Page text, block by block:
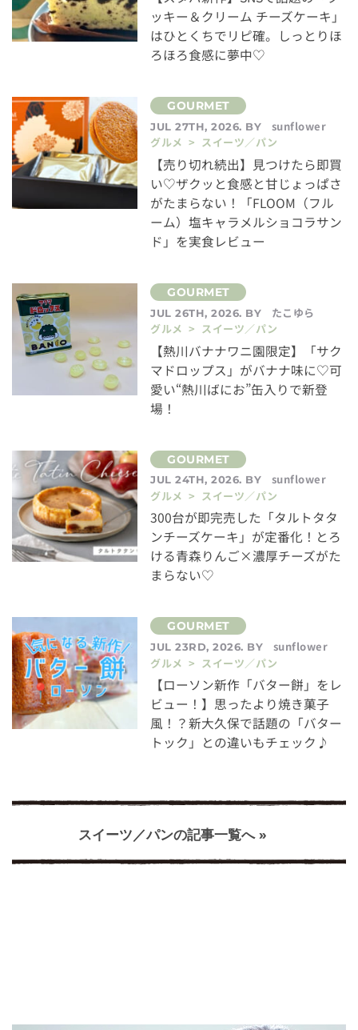
ッキー＆クリーム チーズケーキ」
はひとくちでリピ確。しっとりほ
ろほろ食感に夢中♡
JUL 27TH, 2026. BY
sunflower
グルメ > スイーツ／パン
【売り切れ続出】見つけたら即買
い♡ザクッと食感と甘じょっぱさ
がたまらない！「FLOOM（フル
ーム）塩キャラメルショコラサン
ド」を実食レビュー
JUL 26TH, 2026. BY
たこゆら
グルメ > スイーツ／パン
【熱川バナナワニ園限定】「サク
マドロップス」がバナナ味に♡可
愛い“熱川ばにお”缶入りで新登
場！
JUL 24TH, 2026. BY
sunflower
グルメ > スイーツ／パン
300台が即完売した「タルトタタ
ンチーズケーキ」が定番化！とろ
ける青森りんご×濃厚チーズがた
まらない♡
JUL 23RD, 2026. BY
sunflower
グルメ > スイーツ／パン
【ローソン新作「バター餅」をレ
ビュー！】思ったより焼き菓子
風！？新大久保で話題の「バター
トック」との違いもチェック♪
スイーツ／パンの記事一覧へ »